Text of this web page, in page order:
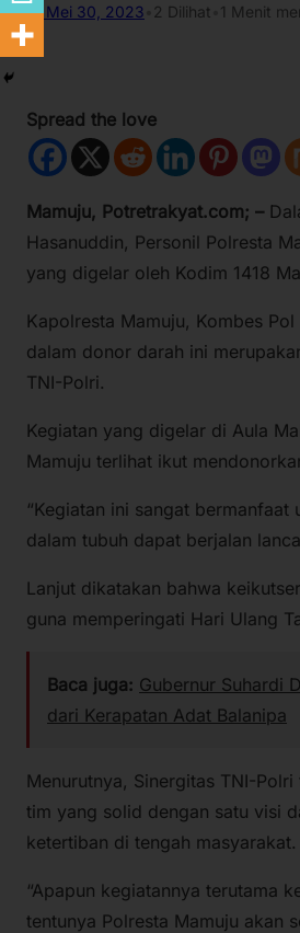
Mei 30, 2023 2 Dilihat 1 Menit
Spread the love
Mamuju, Potretrakyat.com; –
Hasanuddin, Personil Polresta
yang digelar oleh Kodim 1418
Kapolresta Mamuju, Kombes
dalam donor darah ini
TNI-Polri.
Kegiatan yang digelar di Aula
Mamuju terlihat ikut
“Kegiatan ini sangat
dalam tubuh dapat berjalan
Lanjut dikatakan bahwa
guna memperingati Hari Ulang
Baca juga: Gubernur Suhardi
dari Kerapatan Adat Balanipa
Menurutnya, Sinergitas TNI-
tim yang solid dengan satu visi
ketertiban di tengah masyarakat.
“Apapun kegiatannya terutama
tentunya Polresta Mamuju akan